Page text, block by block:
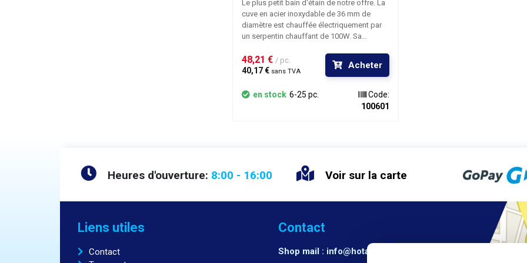
Le plus petit bain d'étain de notre offre. La
cuve en acier inoxydable de 36 mm de
diamètre est chauffée électriquement par
un serpentin chauffant de 100W. Sa
potentiomètre entre 200°C et 450°C. C'est
un outil idéal pour l'étamage de petites
pièces ou de composants électroniques.
Le diamètre intérieur du bain d'étamage est
de 36 mm et sa profondeur de 29 mm. Pour
48,21 € / pc.
40,17 € sans TVA
Acheter
en stock 6-25 pc.
Code:
100601
Heures d'ouverture: 8:00 - 16:00 Voir sur la carte
Liens utiles
Contact
Contact
Shop mail : info@hotair.cz